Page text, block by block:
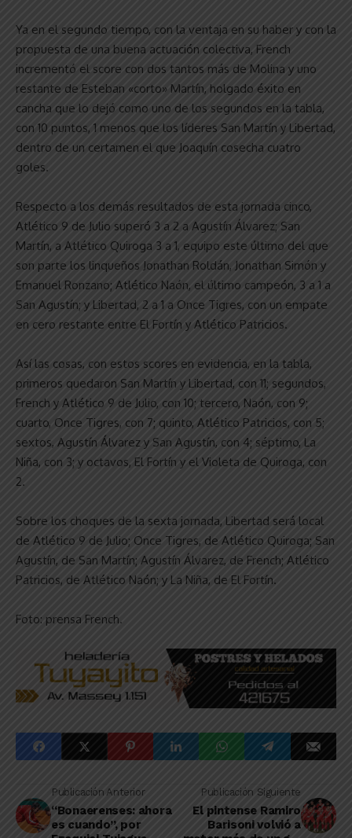
Ya en el segundo tiempo, con la ventaja en su haber y con la
propuesta de una buena actuación colectiva, French
incrementó el score con dos tantos más de Molina y uno
restante de Esteban «corto» Martín, holgado éxito en
cancha que lo dejó como uno de los segundos en la tabla,
con 10 puntos, 1 menos que los líderes San Martín y Libertad,
dentro de un certamen el que Joaquín cosecha cuatro
goles.
Respecto a los demás resultados de esta jornada cinco,
Atlético 9 de Julio superó 3 a 2 a Agustín Álvarez; San
Martín, a Atlético Quiroga 3 a 1, equipo este último del que
son parte los linqueños Jonathan Roldán, Jonathan Simón y
Emanuel Ronzano; Atlético Naón, el último campeón, 3 a 1 a
San Agustín; y Libertad, 2 a 1 a Once Tigres, con un empate
en cero restante entre El Fortín y Atlético Patricios.
Así las cosas, con estos scores en evidencia, en la tabla,
primeros quedaron San Martín y Libertad, con 11; segundos,
French y Atlético 9 de Julio, con 10; tercero, Naón, con 9;
cuarto, Once Tigres, con 7; quinto, Atlético Patricios, con 5;
sextos, Agustín Álvarez y San Agustín, con 4; séptimo, La
Niña, con 3; y octavos, El Fortín y el Violeta de Quiroga, con
2.
Sobre los choques de la sexta jornada, Libertad será local
de Atlético 9 de Julio; Once Tigres, de Atlético Quiroga; San
Agustín, de San Martín; Agustín Álvarez, de French; Atlético
Patricios, de Atlético Naón; y La Niña, de El Fortín.
Foto: prensa French.
Publicación Anterior
“Bonaerenses: ahora
es cuando”, por
Publicación Siguiente
El pintense Ramiro
Barisoni volvió a